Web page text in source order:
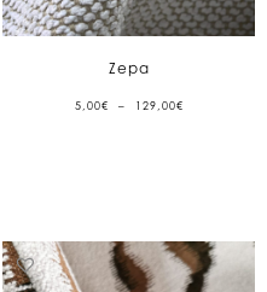
Zepa
5,00€ – 129,00€PLAGE
DE